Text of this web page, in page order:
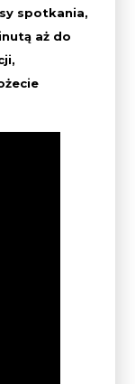
spotkania,
aż do